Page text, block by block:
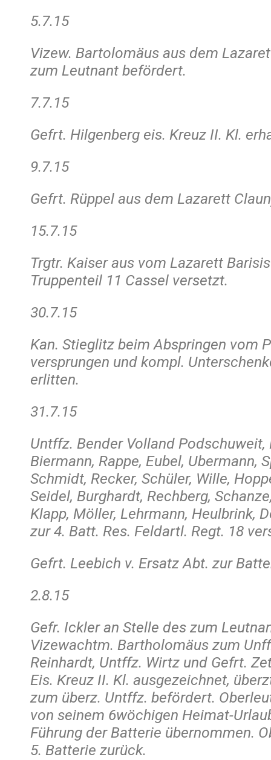
5.7.15
Vizew. Bartolomäus aus dem
zum Leutnant befördert.
7.7.15
Gefrt. Hilgenberg eis. Kreuz II. Kl.
9.7.15
Gefrt. Rüppel aus dem Lazarett
15.7.15
Trgtr. Kaiser aus vom Lazarett
Truppenteil 11 Cassel versetzt.
30.7.15
Kan. Stieglitz beim Abspringen vom
versprungen und kompl.
erlitten.
31.7.15
Untffz. Bender Volland Podschuweit,
Biermann, Rappe, Eubel, Ubermann,
Schmidt, Recker, Schüler, Wille,
Seidel, Burghardt, Rechberg,
Klapp, Möller, Lehrmann, Heulbrink,
zur 4. Batt. Res. Feldartl. Regt. 18
Gefrt. Leebich v. Ersatz Abt. zur
2.8.15
Gefr. Ickler an Stelle des zum
Vizewachtm. Bartholomäus zum
Reinhardt, Untffz. Wirtz und Gefrt.
Eis. Kreuz II. Kl. ausgezeichnet,
zum überz. Untffz. befördert.
von seinem 6wöchigen Heimat-
Führung der Batterie übernommen.
5. Batterie zurück.